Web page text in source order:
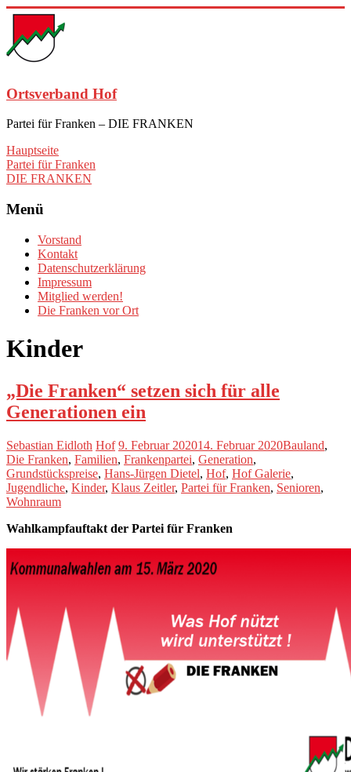
Zum
springen
Ortsverband Hof
Partei für Franken – DIE FRANKEN
Hauptseite
Partei für Franken
DIE FRANKEN
Menü
Vorstand
Kontakt
Datenschutzerklärung
Impressum
Mitglied werden!
Die Franken vor Ort
Kinder
„Die Franken“ setzen sich für alle
Generationen ein
Sebastian Eidloth Hof 9. Februar 202014. Februar 2020Bauland,
Die Franken, Familien, Frankenpartei, Generation,
Grundstückspreise, Hans-Jürgen Dietel, Hof, Hof Galerie,
Jugendliche, Kinder, Klaus Zeitler, Partei für Franken, Senioren,
Wohnraum
Wahlkampfauftakt der Partei für Franken